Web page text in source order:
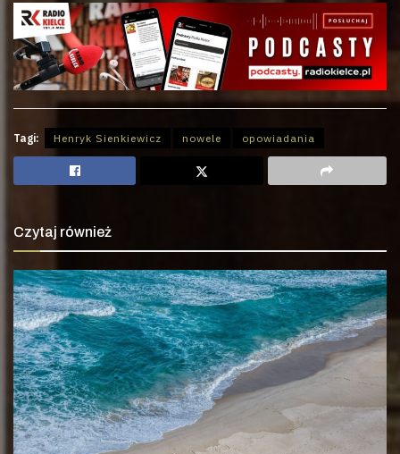
Tagi: Henryk Sienkiewicz nowele opowiadania
Czytaj również